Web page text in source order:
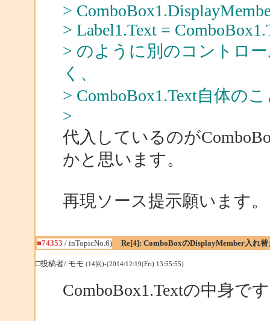
>
> Label1.Text =
> のように別のコントロ
く、
> ComboBox1.Text自体の
>
代入しているのが
かと思います。
再現ソース提示願います。
■74353 / inTopicNo.6) Re[4]: ComboBoxのDisplayMember入れ替
□投稿者/ モモ (14回)-(2014/12/19(Fri) 13:55:55)
ComboBox1.Textの中身で